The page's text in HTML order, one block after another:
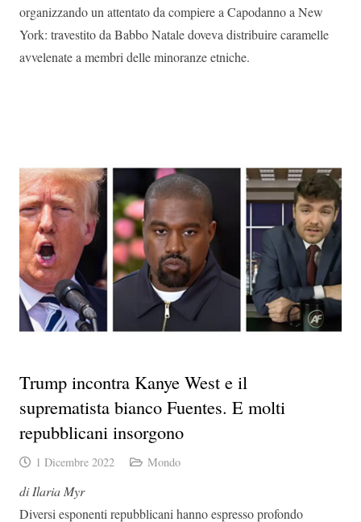
organizzando un attentato da compiere a Capodanno a New
York: travestito da Babbo Natale doveva distribuire caramelle
avvelenate a membri delle minoranze etniche.
Trump incontra Kanye West e il
suprematista bianco Fuentes. E molti
repubblicani insorgono
1 Dicembre 2022 Mondo
di Ilaria Myr
Diversi esponenti repubblicani hanno espresso profondo